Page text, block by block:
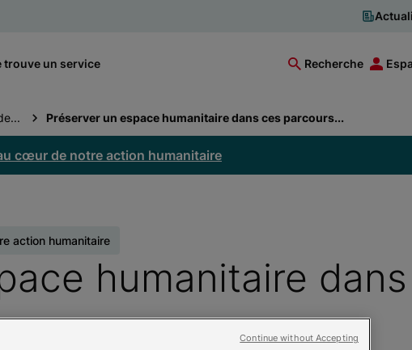
trouve un service Recherche
Préserver un espace humanitaire dans ces parcours...
cœur de notre action humanitaire
action humanitaire
humanitaire
Continue without Accepting